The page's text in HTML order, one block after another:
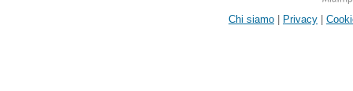
Chi siamo | Privacy |